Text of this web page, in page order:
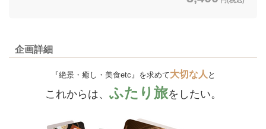
企画詳細
『絶景・癒し・美食etc』を求めて大切な人 と
これからは、 ふたり旅をしたい。